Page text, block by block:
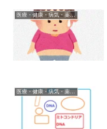
医療・健康・病気・薬・サプリメント
医療・健康・病気・薬・サプリメント